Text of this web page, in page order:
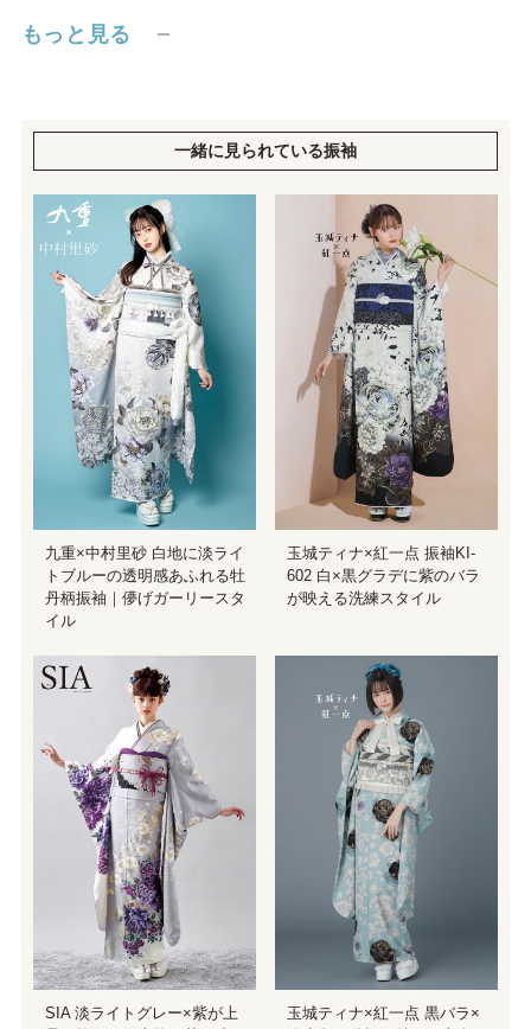
もっと見る
一緒に見られている振袖
九重×中村里砂 白地に淡ライ
トブルーの透明感あふれる牡
丹柄振袖｜儚げガーリースタ
イル
玉城ティナ×紅一点 振袖KI-
602 白×黒グラデに紫のバラ
が映える洗練スタイル
SIA 淡ライトグレー×紫が上
玉城ティナ×紅一点 黒バラ×